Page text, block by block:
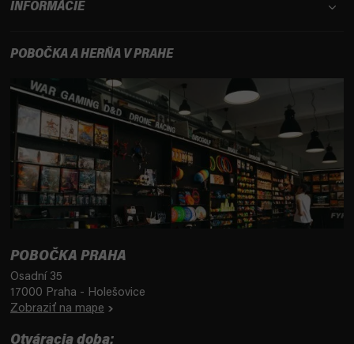
INFORMÁCIE
POBOČKA A HERŇA V PRAHE
POBOČKA PRAHA
Osadní 35
17000 Praha - Holešovice
Zobraziť na mape
Otváracia doba: